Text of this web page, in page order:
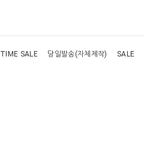
TIME SALE 당일발송(자체제작) SALE